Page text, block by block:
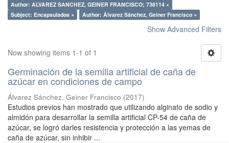
Author: ALVAREZ SANCHEZ, GEINER FRANCISCO; 738114 ×
Subject: Encapsulados ×
Author: Álvarez Sánchez, Geiner Francisco ×
Show Advanced Filters
Now showing items 1-1 of 1
Germinación de la semilla artificial de caña de
azúcar en condiciones de campo
Álvarez Sánchez, Geiner Francisco (2017)
Estudios previos han mostrado que utilizando alginato de sodio y
almidón para desarrollar la semilla artificial CP-54 de caña de
azúcar, se logró darles resistencia y protección a las yemas de
caña de azúcar, sin inhibir ...